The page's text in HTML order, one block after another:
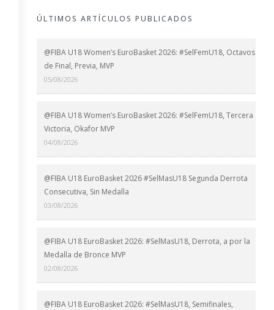
ÚLTIMOS ARTÍCULOS PUBLICADOS
@FIBA U18 Women’s EuroBasket 2026: #SelFemU18, Octavos
de Final, Previa, MVP
05/08/2026
@FIBA U18 Women’s EuroBasket 2026: #SelFemU18, Tercera
Victoria, Okafor MVP
04/08/2026
@FIBA U18 EuroBasket 2026 #SelMasU18 Segunda Derrota
Consecutiva, Sin Medalla
03/08/2026
@FIBA U18 EuroBasket 2026: #SelMasU18, Derrota, a por la
Medalla de Bronce MVP
02/08/2026
@FIBA U18 EuroBasket 2026: #SelMasU18, Semifinales,